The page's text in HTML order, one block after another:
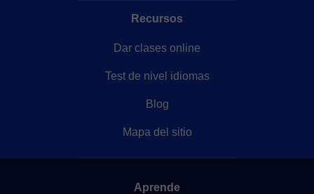
Recursos
Dar clases online
Test de nivel idiomas
Blog
Mapa del sitio
Aprende